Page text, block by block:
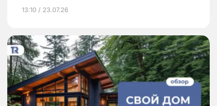
13:10 / 23.07.26